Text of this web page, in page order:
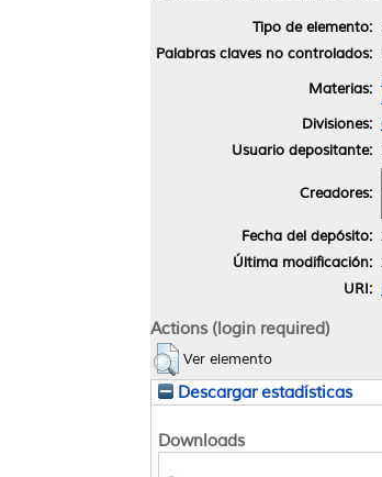
Tipo de elemento:
Palabras claves no controlados:
Materias:
Divisiones:
Usuario depositante:
Creadores:
Fecha del depósito:
Última modificación:
URI:
Actions (login required)
Ver elemento
Descargar estadísticas
Downloads